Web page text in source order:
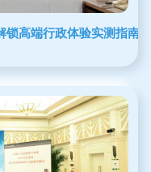
高端行政体验实测指南